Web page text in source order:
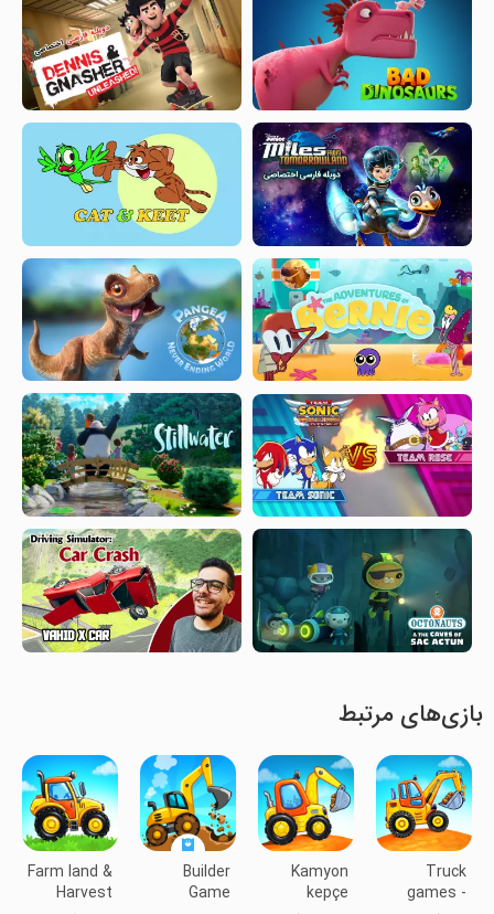
بازی‌های مرتبط
Truck
games -
Kamyon
kepçe
Builder
Game
Farm land &
Harvest